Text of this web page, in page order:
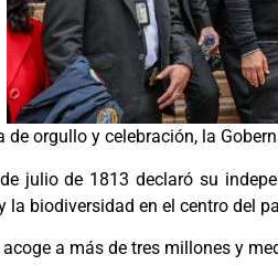
de orgullo y celebración, la
julio de 1813 declaró su
la biodiversidad en el centro del
a más de tres millones y